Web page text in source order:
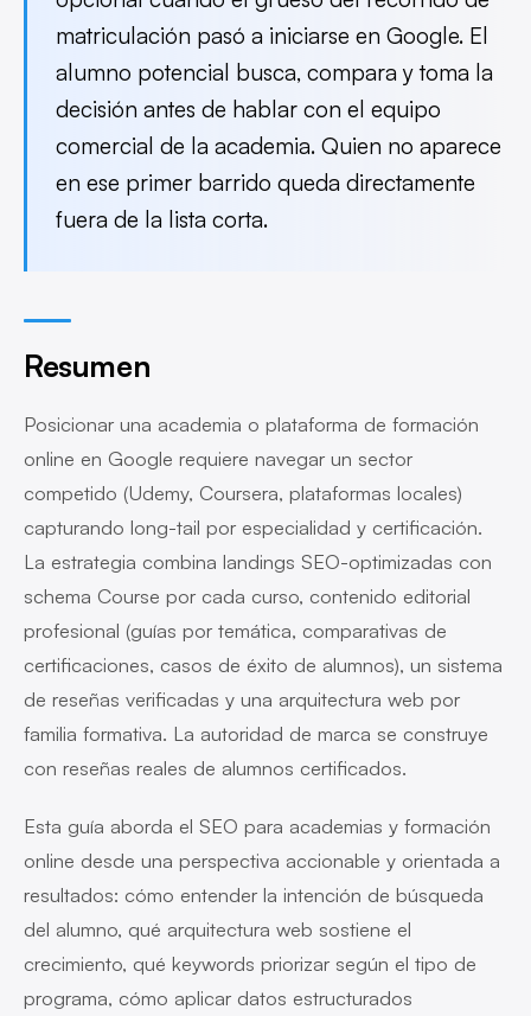
matriculación pasó a iniciarse en Google. El
alumno potencial busca, compara y toma la
decisión antes de hablar con el equipo
comercial de la academia. Quien no aparece
en ese primer barrido queda directamente
fuera de la lista corta.
Resumen
Posicionar una academia o plataforma de formación
online en Google requiere navegar un sector
competido (Udemy, Coursera, plataformas locales)
capturando long-tail por especialidad y certificación.
La estrategia combina landings SEO-optimizadas con
schema Course por cada curso, contenido editorial
profesional (guías por temática, comparativas de
certificaciones, casos de éxito de alumnos), un sistema
de reseñas verificadas y una arquitectura web por
familia formativa. La autoridad de marca se construye
con reseñas reales de alumnos certificados.
Esta guía aborda el SEO para academias y formación
online desde una perspectiva accionable y orientada a
resultados: cómo entender la intención de búsqueda
del alumno, qué arquitectura web sostiene el
crecimiento, qué keywords priorizar según el tipo de
programa, cómo aplicar datos estructurados